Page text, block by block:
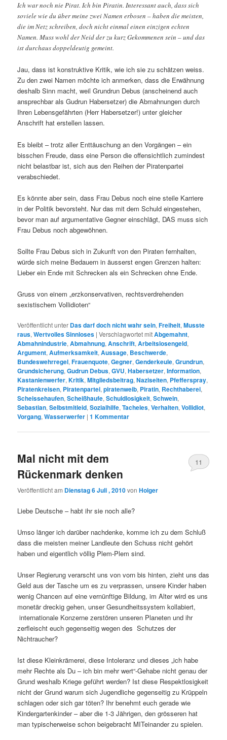
Ich war noch nie Pirat. Ich bin Piratin. Interessant auch, dass sich
soviele wie du über meine zwei Namen erbosen – haben die meisten,
die im Netz schreiben, doch nicht einmal einen einzigen echten
Namen. Muss wohl der Neid der zu kurz Gekommenen sein – und das
ist durchaus doppeldeutig gemeint.
Jau, dass ist konstruktive Kritik, wie ich sie zu schätzen weiss.
Zu den zwei Namen möchte ich anmerken, dass die Erwähnung
deshalb Sinn macht, weil Grundrun Debus (anscheinend auch
ansprechbar als Gudrun Habersetzer) die Abmahnungen durch
Ihren Lebensgefährten (Herr Habersetzer!) unter gleicher
Anschrift hat erstellen lassen.
Es bleibt – trotz aller Enttäuschung an den Vorgängen – ein
bisschen Freude, dass eine Person die offensichtlich zumindest
nicht belastbar ist, sich aus den Reihen der Piratenpartei
verabschiedet.
Es könnte aber sein, dass Frau Debus noch eine steile Karriere
in der Politik bevorsteht. Nur das mit dem Schuld eingestehen,
bevor man auf argumentative Gegner einschlägt, DAS muss sich
Frau Debus noch abgewöhnen.
Sollte Frau Debus sich in Zukunft von den Piraten fernhalten,
würde sich meine Bedauern in äusserst engen Grenzen halten:
Lieber ein Ende mit Schrecken als ein Schrecken ohne Ende.
Gruss von einem „erzkonservativen, rechtsverdrehenden
sexistischem Vollidioten“
Veröffentlicht unter Das darf doch nicht wahr sein,Freiheit,Musste
raus,Wertvolles Sinnloses |Verschlagwortet mitAbgemahnt,
Abmahnindustrie,Abmahnung,Anschrift,Arbeitslosengeld,
Argument,Aufmerksamkeit,Aussage, Beschwerde,
Bundeswehrregel,Frauenquote,Gegner,Genderkeule,Grundrun,
Grundsicherung,Gudrun Debus,GVU,Habersetzer,Information,
Kastanienwerfer,Kritik,Mitgliedsbeitrag,Naziseiten, Pfefferspray,
Piratenkreisen, Piratenpartei,piratenweib, Piratin, Rechthaberei,
Scheissehaufen,Scheißhaufe,Schuldlosigkeit,Schwein,
Sebastian,Selbstmitleid,Sozialhilfe,Tacheles,Verhalten,Vollidiot,
Vorgang,Wasserwerfer |1 Kommentar
Mal nicht mit dem
Rückenmark denken
Veröffentlicht am Dienstag 6 Juli , 2010vonHolger
11
Liebe Deutsche – habt ihr sie noch alle?
Umso länger ich darüber nachdenke, komme ich zu dem Schluß
dass die meisten meiner Landleute den Schuss nicht gehört
haben und eigentlich völlig Plem-Plem sind.
Unser Regierung verarscht uns von vorn bis hinten, zieht uns das
Geld aus der Tasche um es zu verprassen, unsere Kinder haben
wenig Chancen auf eine vernünftige Bildung, im Alter wird es uns
monetär dreckig gehen, unser Gesundheitssystem kollabiert,
internationale Konzerne zerstören unseren Planeten und ihr
zerfleischt euch gegenseitig wegen des Schutzes der
Nichtraucher?
Ist diese Kleinkrämerei, diese Intoleranz und dieses „ich habe
mehr Rechte als Du – ich bin mehr wert“-Gehabe nicht genau der
Grund weshalb Kriege geführt werden? Ist diese Respektlosigkeit
nicht der Grund warum sich Jugendliche gegenseitig zu Krüppeln
schlagen oder sich gar töten? Ihr benehmt euch gerade wie
Kindergartenkinder – aber die 1-3 Jährigen, den grösseren hat
man typischerweise schon beigebracht MITeinander zu spielen.